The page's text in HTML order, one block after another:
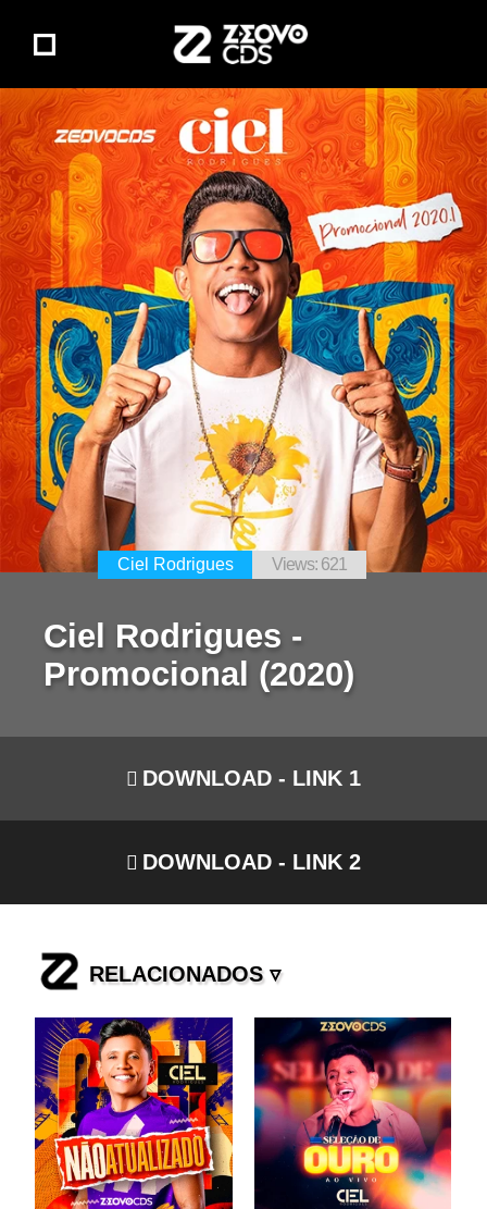
Ciel Rodrigues -
Promocional (2020)
Ciel Rodrigues Views: 621
DOWNLOAD - LINK 1
DOWNLOAD - LINK 2
RELACIONADOS ▿